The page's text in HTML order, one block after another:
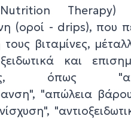
Nutrition Therapy)
(οροί - drips), που
βιταμίνες,
και
όπως
"απώλεια